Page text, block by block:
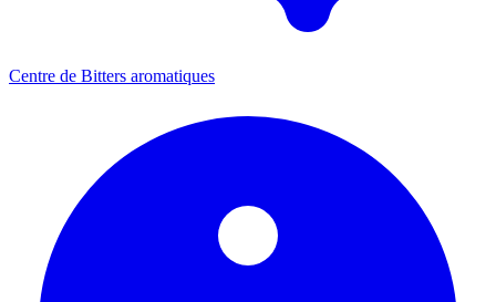
Centre de Bitters aromatiques